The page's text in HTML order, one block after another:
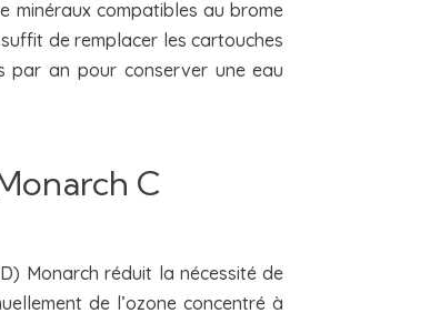
minéraux compatibles au brome
de remplacer les cartouches
par an pour conserver une eau
C
Monarch réduit la nécessité de
de l’ozone concentré à